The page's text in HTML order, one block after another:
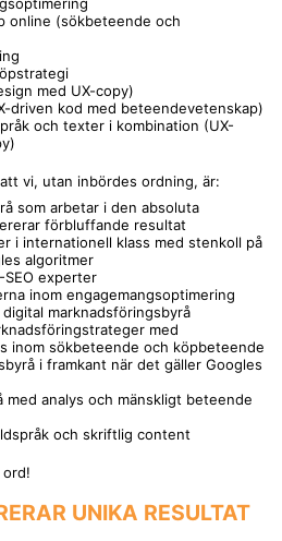
online (sökbeteende och
med UX-copy)
driven kod med beteendevetenskap)
och texter i kombination (UX-
vi, utan inbördes ordning, är:
som arbetar i den absoluta
förbluffande resultat
i internationell klass med stenkoll på
algoritmer
SEO experter
inom engagemangsoptimering
marknadsföringsbyrå
med
inom sökbeteende och köpbeteende
i framkant när det gäller Googles
med analys och mänskligt beteende
och skriftlig content
UNIKA RESULTAT